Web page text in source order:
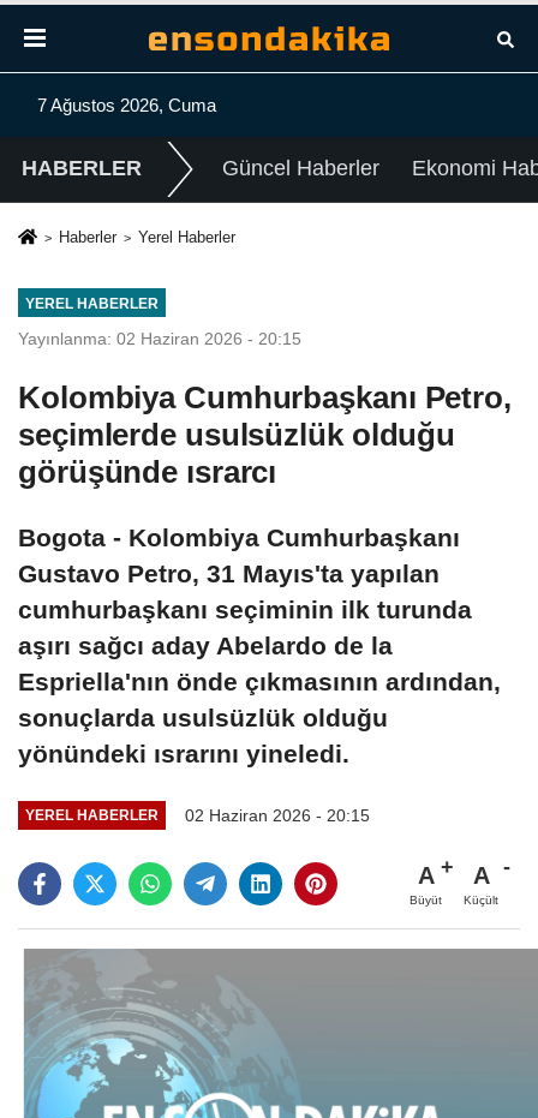
7 Ağustos 2026, Cuma
HABERLER Güncel Haberler Ekonomi
Haberler Yerel Haberler
YEREL HABERLER
Yayınlanma: 02 Haziran 2026 - 20:15
Kolombiya Cumhurbaşkanı Petro,
seçimlerde usulsüzlük olduğu
görüşünde ısrarcı
Bogota - Kolombiya Cumhurbaşkanı
Gustavo Petro, 31 Mayıs'ta yapılan
cumhurbaşkanı seçiminin ilk turunda
aşırı sağcı aday Abelardo de la
Espriella'nın önde çıkmasının ardından,
sonuçlarda usulsüzlük olduğu
yönündeki ısrarını yineledi.
YEREL HABERLER 02 Haziran 2026 - 20:15
A
Büyüt
A
Küçült